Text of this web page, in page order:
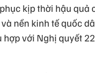
kịp thời hậu quả
nền kinh tế quốc
với Nghị quyết